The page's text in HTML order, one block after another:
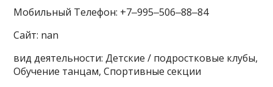
Мобильный Телефон: +7‒995‒506‒88‒84
Сайт: nan
вид деятельности: Детские / подростковые клубы,
Обучение танцам, Спортивные секции